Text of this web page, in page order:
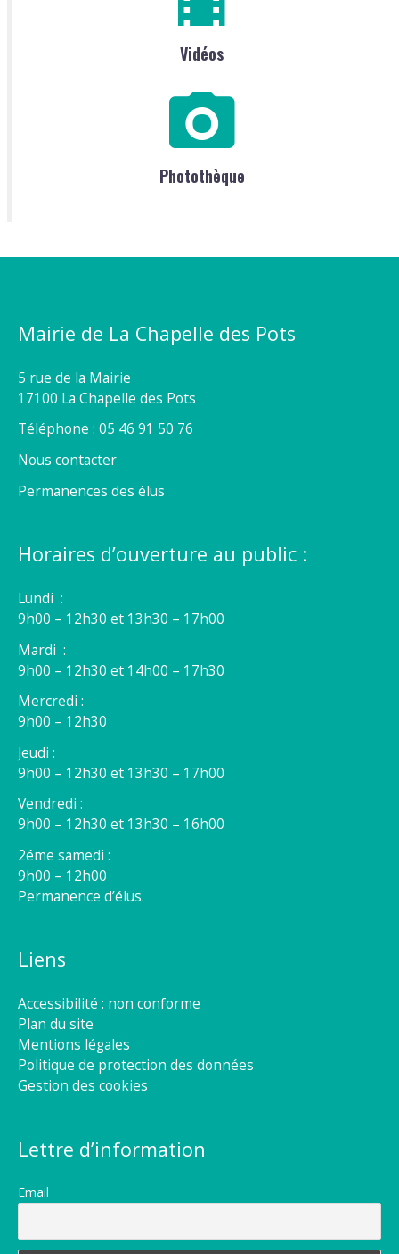
Vidéos
Photothèque
Mairie de La Chapelle des Pots
5 rue de la Mairie
17100 La Chapelle des Pots
Téléphone : 05 46 91 50 76
Nous contacter
Permanences des élus
Horaires d’ouverture au public :
Lundi :
9h00 – 12h30 et 13h30 – 17h00
Mardi :
9h00 – 12h30 et 14h00 – 17h30
Mercredi :
9h00 – 12h30
Jeudi :
9h00 – 12h30 et 13h30 – 17h00
Vendredi :
9h00 – 12h30 et 13h30 – 16h00
2éme samedi :
9h00 – 12h00
Permanence d’élus.
Liens
Accessibilité : non conforme
Plan du site
Mentions légales
Politique de protection des données
Gestion des cookies
Lettre d’information
Email